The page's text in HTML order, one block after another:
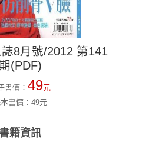
8月號/2012 第141
(PDF)
書價： 49元
書價： 49元
書籍資訊